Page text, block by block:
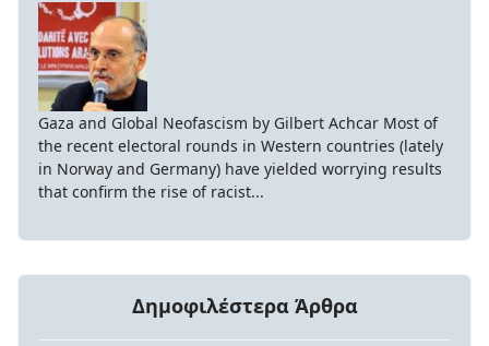
Gaza and Global Neofascism by Gilbert Achcar Most of
the recent electoral rounds in Western countries (lately
in Norway and Germany) have yielded worrying results
that confirm the rise of racist...
Δημοφιλέστερα Άρθρα